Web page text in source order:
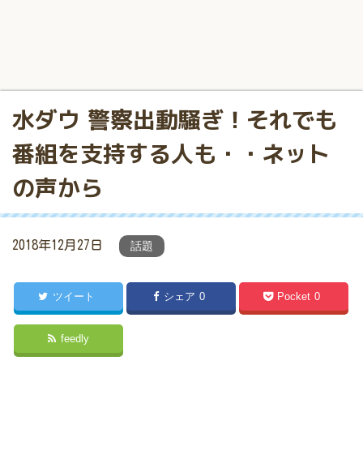
水ダウ 警察出動騒ぎ！それでも
番組を支持する人も・・ネット
の声から
2018年12月27日 話題
ツイート シェア 0 Pocket 0
feedly